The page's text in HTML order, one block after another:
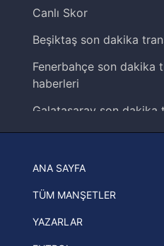
butonuna tıklayabilir,
6698 sayılı Kişisel
mevzuata uygun
Canlı Skor
Beşiktaş son dakika
Fenerbahçe son dakika
haberleri
Galatasaray son dakika
haberleri
Trendyol Süper Lig
Ziraat Türkiye Kupası
ANA SAYFA
TÜM MANŞETLER
YAZARLAR